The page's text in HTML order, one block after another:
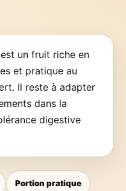
un fruit riche en
et pratique au
Il reste à adapter
dans la
digestive
Portion pratique